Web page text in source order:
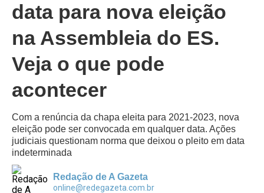
data para nova eleição
na Assembleia do ES.
Veja o que pode
acontecer
Com a renúncia da chapa eleita para 2021-2023, nova
eleição pode ser convocada em qualquer data. Ações
judiciais questionam norma que deixou o pleito em data
indeterminada
Redação de A Gazeta
online@redegazeta.com.br